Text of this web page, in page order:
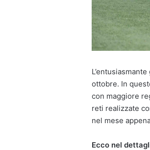
ottobre. In
con maggiore
reti realizzate
nel mese
Ecco nel